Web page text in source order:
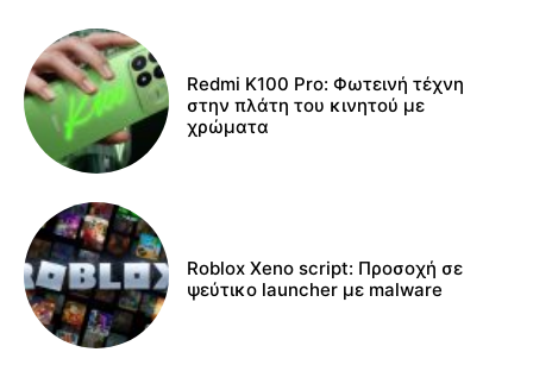
Redmi K100 Pro: Φωτεινή τέχνη
στην πλάτη του κινητού με
χρώματα
Roblox Xeno script: Προσοχή σε
ψεύτικο launcher με malware